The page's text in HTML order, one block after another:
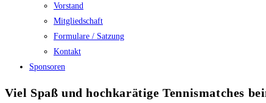
Vorstand
Mitgliedschaft
Formulare / Satzung
Kontakt
Sponsoren
Viel Spaß und hochkarätige Tennismatches